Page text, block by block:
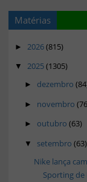
Matérias
► 2026(815)
▼ 2025(1305)
► dezembro
► novembro
► outubro (63)
▼ setembro (63)
Nike lança
Sporting de